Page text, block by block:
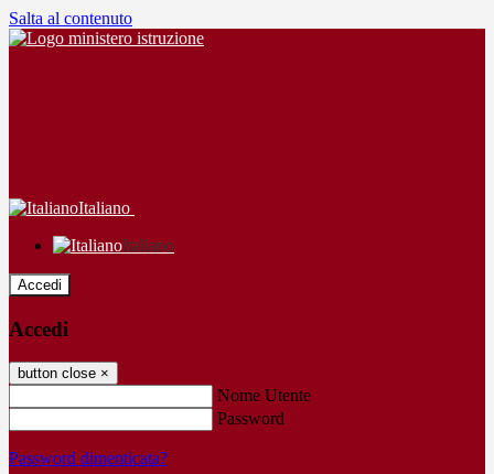
Salta al contenuto
Italiano
Italiano
Accedi
Accedi
button close ×
Nome Utente
Password
Password dimenticata?